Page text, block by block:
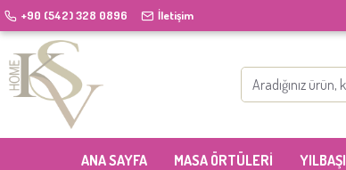
+90 (542) 328 0896 İletişim
ANA SAYFA MASA ÖRTÜLERI YILBAŞI